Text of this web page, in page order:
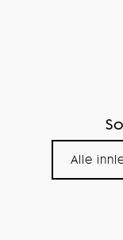
Alle